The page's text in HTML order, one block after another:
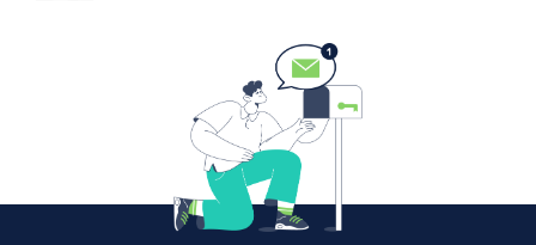
Partners Banka spouští
termínovaný vklad 4,33 %
p.a. na 6 měsíců
5.8.2026